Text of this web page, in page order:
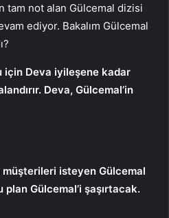
tam not alan Gülcemal dizisi
ediyor. Bakalım Gülcemal
için Deva iyileşene kadar
Deva, Gülcemal’in
isteyen Gülcemal
Gülcemal’i şaşırtacak.